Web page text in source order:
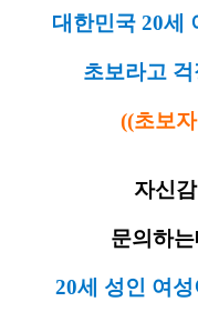
대한민국 20세
초보라고
((초보
자신
문의하
20세 성인 여